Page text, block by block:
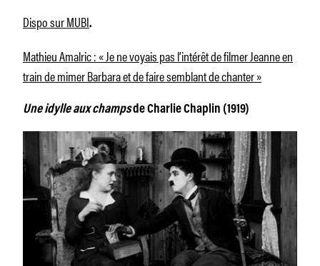
Dispo sur MUBI.
Mathieu Amalric : « Je ne voyais pas l’intérêt de filmer Jeanne en
train de mimer Barbara et de faire semblant de chanter »
Une idylle aux champsde Charlie Chaplin (1919)